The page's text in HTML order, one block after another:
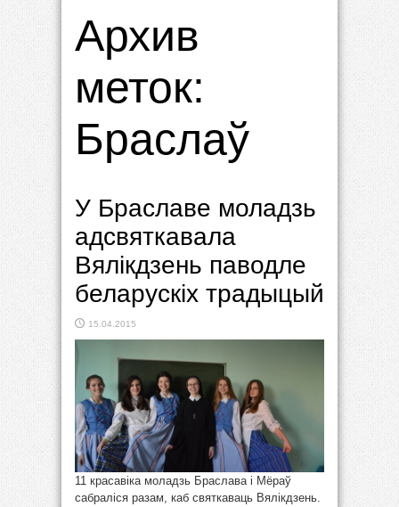
Архив
меток:
Браслаў
У Браславе моладзь
адсвяткавала
Вялікдзень паводле
беларускіх традыцый
15.04.2015
11 красавіка моладзь Браслава і Мёраў
сабраліся разам, каб святкаваць Вялікдзень.